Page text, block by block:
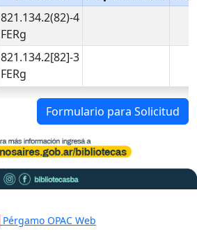
821.134.2(82)-4
FERg
821.134.2[82]-3
FERg
Formulario para Solicitud
Pérgamo OPAC Web